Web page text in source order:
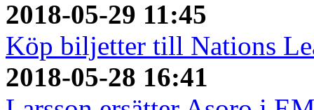
2018-05-29 11:45
Köp biljetter till Nations
2018-05-28 16:41